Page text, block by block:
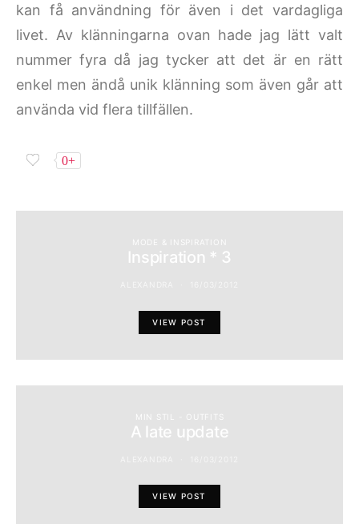
kan få användning för även i det vardagliga
livet. Av klänningarna ovan hade jag lätt valt
nummer fyra då jag tycker att det är en rätt
enkel men ändå unik klänning som även går att
använda vid flera tillfällen.
0+
MODE & INSPIRATION
Inspiration * 3
VIEW POST
MIN STIL - OUTFITS
A late update
VIEW POST